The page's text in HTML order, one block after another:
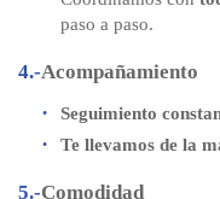
paso a paso.
4.-Acompañamiento
Seguimiento
Te llevamos de la
5.-Comodidad